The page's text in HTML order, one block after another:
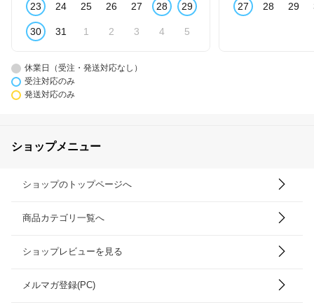
23 24 25 26 27 28 29
30 31 1 2 3 4 5
27 28 29
休業日（受注・発送対応なし）
受注対応のみ
発送対応のみ
ショップメニュー
ショップのトップページへ
商品カテゴリ一覧へ
ショップレビューを見る
メルマガ登録(PC)